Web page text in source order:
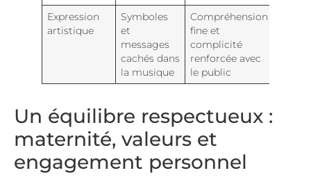
Expression
artistique
Symboles
et
messages
cachés dans
la musique
Compréhension
fine et
complicité
renforcée avec
le public
Un équilibre respectueux :
maternité, valeurs et
engagement personnel